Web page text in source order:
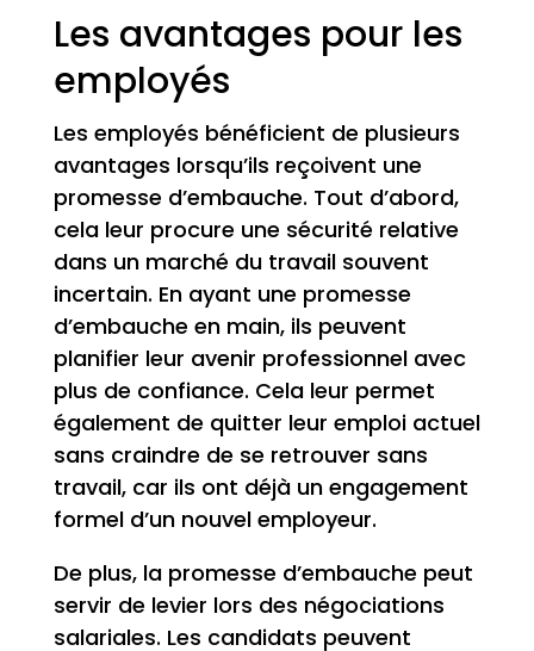
Les avantages pour les
employés
Les employés bénéficient de plusieurs
avantages lorsqu’ils reçoivent une
promesse d’embauche. Tout d’abord,
cela leur procure une sécurité relative
dans un marché du travail souvent
incertain. En ayant une promesse
d’embauche en main, ils peuvent
planifier leur avenir professionnel avec
plus de confiance. Cela leur permet
également de quitter leur emploi actuel
sans craindre de se retrouver sans
travail, car ils ont déjà un engagement
formel d’un nouvel employeur.
De plus, la promesse d’embauche peut
servir de levier lors des négociations
salariales. Les candidats peuvent